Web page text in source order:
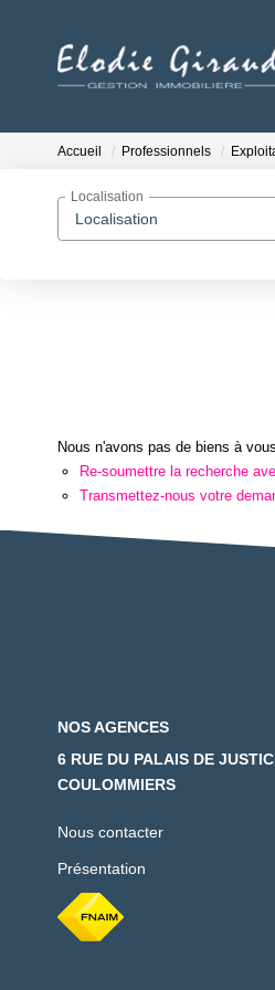
Accueil Professionnels
Localisation
Localisation
Nous n'avons pas de biens à
Re-soumettre la recherche
Transmettez-nous votre
NOS AGENCES
6 RUE DU PALAIS DE
COULOMMIERS
Nous contacter
Présentation